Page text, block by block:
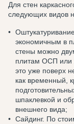
Для стен
следующих видов
экономичным в
стены можно
плитам ОСП или
это уже поверх
как временный,
шпаклевкой и
внешнего вида;
Сайдинг. По